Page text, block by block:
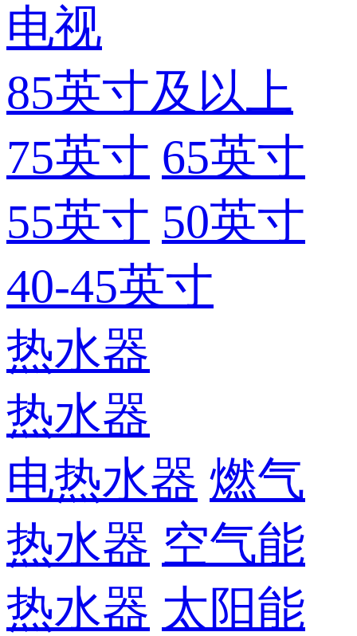
电视
85英寸及以上
75英寸 65英寸
55英寸 50英寸
40-45英寸
热水器
热水器
电热水器 燃气
热水器 空气能
热水器 太阳能